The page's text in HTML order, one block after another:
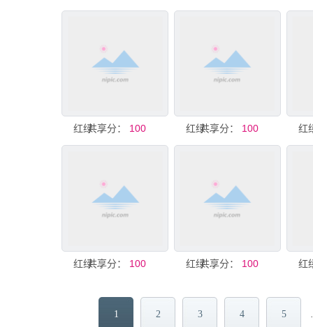
红绿色标签纸包角EPS矢量素材
共享分： 100 红绿色标签纸包角EPS矢量素材
共享分： 100
红绿色标签纸包角EPS矢量素材
共享分： 100 红绿色标签纸包角EPS矢量素材
共享分： 100
1 2 3 4 5